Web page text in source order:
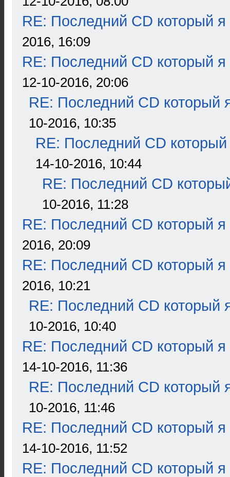
RE: Последний CD который я
2016, 16:09
RE: Последний CD который я
12-10-2016, 20:06
RE: Последний CD который
10-2016, 10:35
RE: Последний CD который
14-10-2016, 10:44
RE: Последний CD
10-2016, 11:28
RE: Последний CD который я
2016, 20:09
RE: Последний CD который я
2016, 10:21
RE: Последний CD который
10-2016, 10:40
RE: Последний CD который я
14-10-2016, 11:36
RE: Последний CD который
10-2016, 11:46
RE: Последний CD который я
14-10-2016, 11:52
RE: Последний CD который я